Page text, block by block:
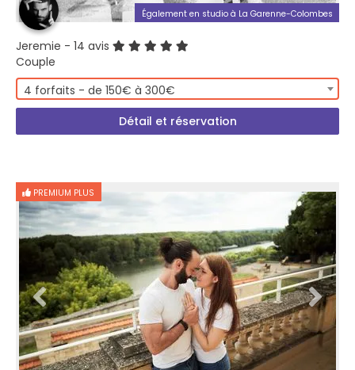
Également en studio à La Garenne-Colombes
Jeremie - 14 avis
Couple
4 forfaits - de 150€ à 300€
Détail et réservation
PREMIUM PLUS